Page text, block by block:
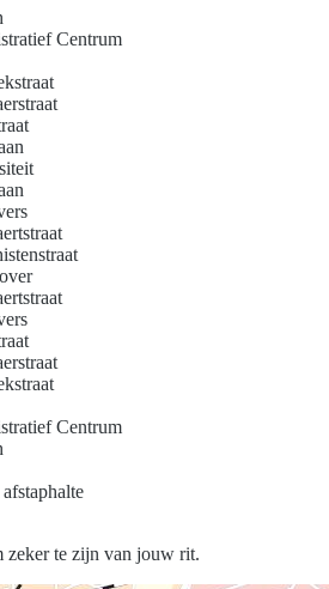
Centrum
Centrum
zeker te zijn van jouw rit.